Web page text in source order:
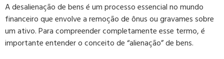
A desalienação de bens é um processo essencial no mundo
financeiro que envolve a remoção de ônus ou gravames sobre
um ativo. Para compreender completamente esse termo, é
importante entender o conceito de “alienação” de bens.